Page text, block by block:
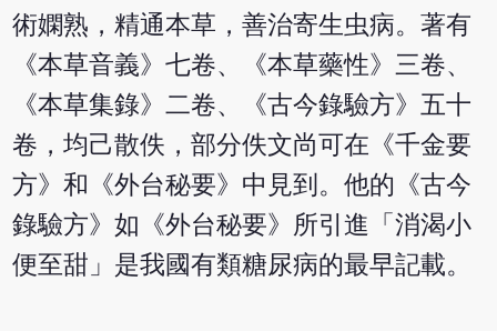
術嫻熟，精通本草，善治寄生虫病。著有
《本草音義》七卷、《本草藥性》三卷、
《本草集錄》二卷、《古今錄驗方》五十
卷，均己散佚，部分佚文尚可在《千金要
方》和《外台秘要》中見到。他的《古今
錄驗方》如《外台秘要》所引進「消渴小
便至甜」是我國有類糖尿病的最早記載。